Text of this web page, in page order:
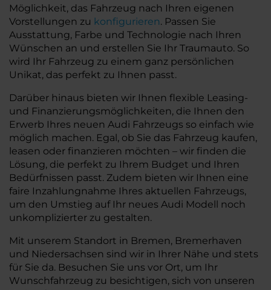
Möglichkeit, das Fahrzeug nach Ihren eigenen
Vorstellungen zu konfigurieren. Passen Sie
Ausstattung, Farbe und Technologie nach Ihren
Wünschen an und erstellen Sie Ihr Traumauto. So
wird Ihr Fahrzeug zu einem ganz persönlichen
Unikat, das perfekt zu Ihnen passt.
Darüber hinaus bieten wir Ihnen flexible Leasing-
und Finanzierungsmöglichkeiten, die Ihnen den
Erwerb Ihres neuen Audi Fahrzeugs so einfach wie
möglich machen. Egal, ob Sie das Fahrzeug kaufen,
leasen oder finanzieren möchten – wir finden die
Lösung, die perfekt zu Ihrem Budget und Ihren
Bedürfnissen passt. Zudem bieten wir Ihnen eine
faire Inzahlungnahme Ihres aktuellen Fahrzeugs,
um den Umstieg auf Ihr neues Audi Modell noch
unkomplizierter zu gestalten.
Mit unserem Standort in Bremen, Bremerhaven
und Niedersachsen sind wir in Ihrer Nähe und stets
für Sie da. Besuchen Sie uns vor Ort, um Ihr
Wunschfahrzeug zu besichtigen, sich von unseren